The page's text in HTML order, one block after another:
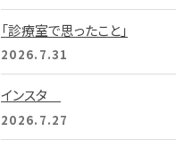
「診療室で思ったこと」
2026.7.31
インスタ
2026.7.27